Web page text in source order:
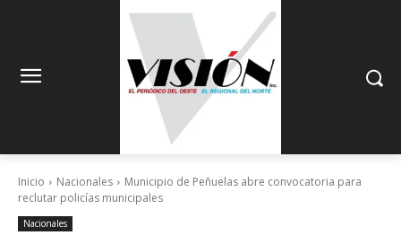
Inicio Nacionales
Municipio de Peñuelas abre convocatoria para
reclutar policías municipales
Nacionales